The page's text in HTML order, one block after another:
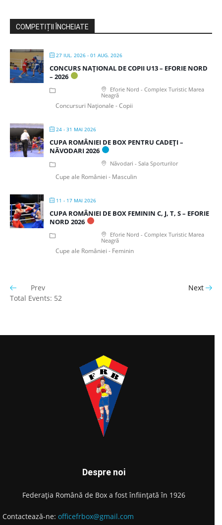
COMPETIȚII ÎNCHEIATE
27 IUL. 2026 - 01 AUG. 2026
CONCURS NAȚIONAL DE COPII U13 – EFORIE NORD
– 2026
Eforie Nord - Complex Turistic Marea
Neagră
Concursuri Naționale - Copii
24 - 31 MAI 2026
CUPA ROMÂNIEI DE BOX PENTRU CADEȚI –
NĂVODARI 2026
Năvodari - Sala Sporturilor
Cupe ale României - Masculin
11 - 17 MAI 2026
CUPA ROMÂNIEI DE BOX FEMININ C, J, T, S – EFORIE
NORD 2026
Eforie Nord - Complex Turistic Marea
Neagră
Cupe ale României - Feminin
Prev
Next
Total Events: 52
Despre noi
Federația Română de Box a fost înființată în 1926
Contactează-ne: officefrbox@gmail.com